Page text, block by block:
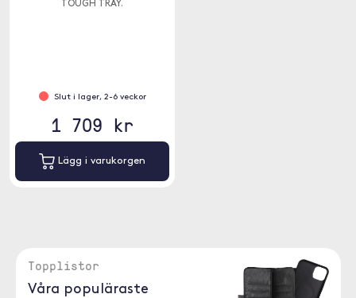
TOUGH TRAY.
Slut i lager, 2-6 veckor
1 709 kr
Lägg i varukorgen
Topplistor
Våra populäraste